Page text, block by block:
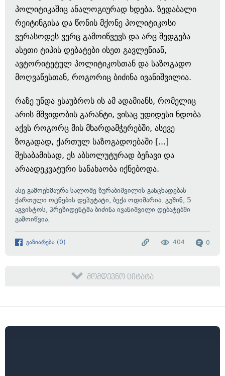
პოლიტიკაშიც ანალოგიურად ხდება. ზედაბალი
რეიტინგისა და წონის მქონე პოლიტიკოსი
ვერასოდეს ვერც გამოიწვევს და არც შედგება
ასეთი ტიპის დებატები ისეთ გავლენიან,
ავტორიტეტულ პოლიტიკოსთან და საზოგადო
მოღვაწესთან, როგორიც ბიძინა ივანიშვილია.
რაზე უნდა ესაუბროს ის ამ ადამიანს, რომელიც
არის მშვიდობის გარანტი, ვისაც უდიდესი ნდობა
აქვს როგორც მის მხარდამჭერებში, ასევე
ზოგადად, ქართულ საზოგადოებაში [...]
შესაბამისად, ეს აბსოლუტურად ბეჩავი და
არაადეკვატური სანახაობა იქნებოდა.
ასე გამოეხმაურა სალომე ზურაბიშვილის განცხადებას
ქართული ოცნების დეპუტატი, ბექა ოდიშარია. გუშინ, 5
აგვისტოს, პრეზიდენტმა ბიძინა ივანიშვილი დებატებში
გამოიწვია.
გაზიარება (0) 0
404
მომდევნო ციტატა